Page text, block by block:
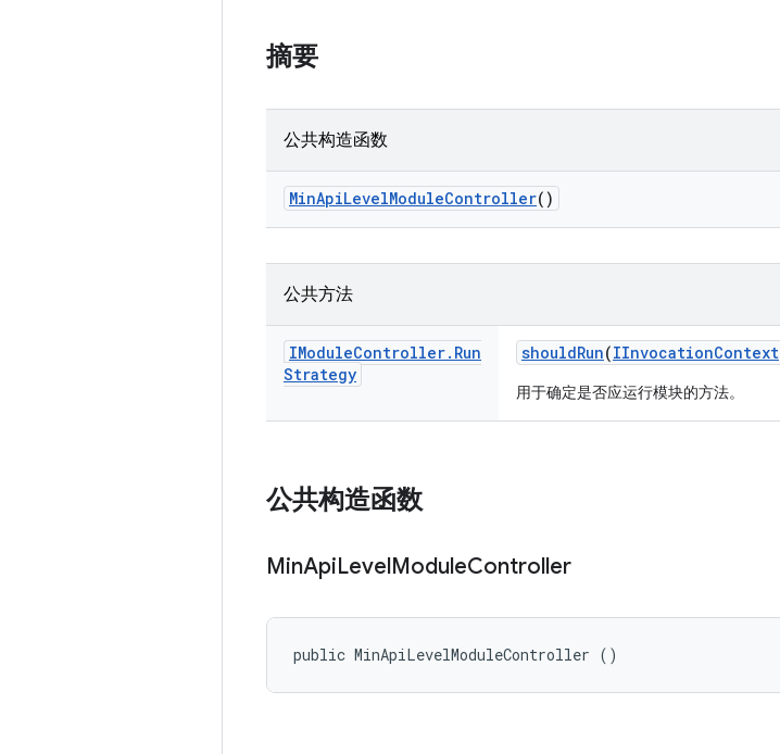
摘要
公共构造函数
MinApiLevelModuleController()
公共方法
IModuleController. Run
Strategy
shouldRun(IInvocationContext
用于确定是否应运行模块的方法。
公共构造函数
MinApiLevelModuleController
public MinApiLevelModuleController ()